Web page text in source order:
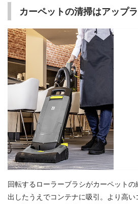
カーペットの清掃はアップ
回転するローラーブラシがカーペット
出したうえでコンテナに吸引。より高